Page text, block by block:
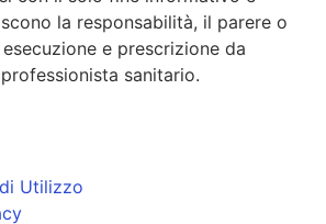
la responsabilità, il parere o
e prescrizione da
sanitario.
Utilizzo